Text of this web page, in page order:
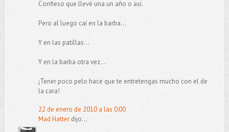
Confieso que llevé una un año o así.
Pero al luego caí en la barba...
Y en las patillas...
Y en la barba otra vez...
¡Tener poco pelo hace que te entretengas mucho con el de
la cara!
22 de enero de 2010 a las 0:00
Mad Hatterdijo...